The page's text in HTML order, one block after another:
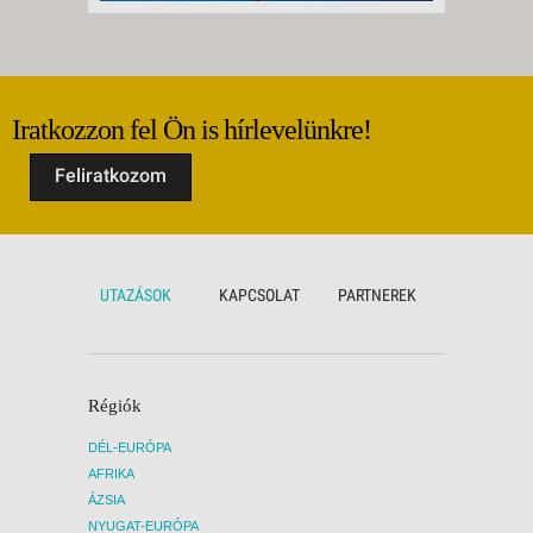
Iratkozzon fel Ön is hírlevelünkre!
Feliratkozom
UTAZÁSOK KAPCSOLAT PARTNEREK
Régiók
DÉL-EURÓPA
AFRIKA
ÁZSIA
NYUGAT-EURÓPA